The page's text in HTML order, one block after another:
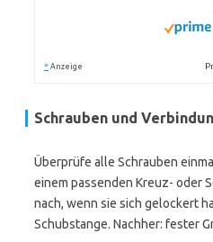
* Anzeige
Schrauben und
Überprüfe alle Schrauben
einem passenden Kreuz- oder
nach, wenn sie sich gelockert
Schubstange. Nachher: fester